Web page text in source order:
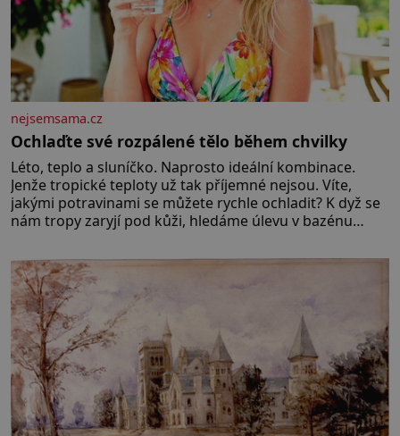
nejsemsama.cz
Ochlaďte své rozpálené tělo během chvilky
Léto, teplo a sluníčko. Naprosto ideální kombinace.
Jenže tropické teploty už tak příjemné nejsou. Víte,
jakými potravinami se můžete rychle ochladit? K dyž se
nám tropy zaryjí pod kůži, hledáme úlevu v bazénu
v jejich blízkosti. Nemusíte však zoufat. Pokud budete
mít promyšlený jídelníček, žadné pařáky si na vás